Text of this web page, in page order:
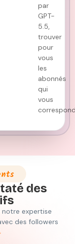
par
GPT-
5.5,
trouver
pour
vous
les
abonnés
qui
vous
des
expertise
des followers